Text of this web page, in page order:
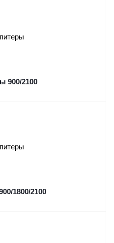
900/2100
1800/2100